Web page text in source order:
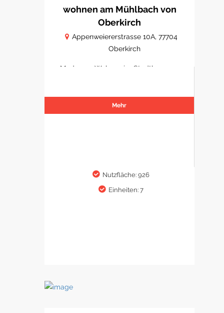
wohnen am Mühlbach von
Oberkirch
Appenweiererstrasse 10A, 77704
Oberkirch
Modernes Wohnen im Stadtkern von
Mehr
Nutzfläche: 926
Einheiten: 7